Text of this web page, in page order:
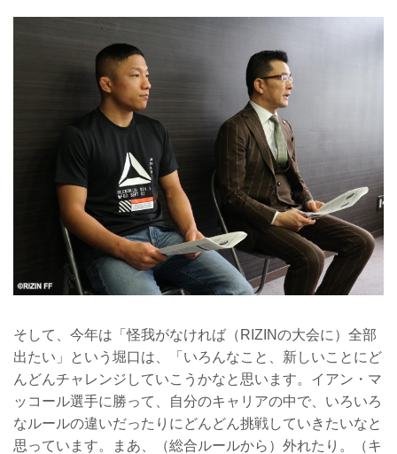
そして、今年は「怪我がなければ（RIZINの大会に）全部
出たい」という堀口は、「いろんなこと、新しいことにど
んどんチャレンジしていこうかなと思います。イアン・マ
ッコール選手に勝って、自分のキャリアの中で、いろいろ
なルールの違いだったりにどんどん挑戦していきたいなと
思っています。まあ、（総合ルールから）外れたり。（キ